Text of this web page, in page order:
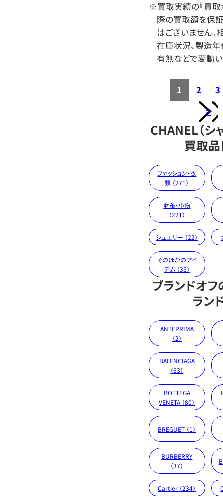
※買取実績の『買取
際の買取額を保
はございません。
在庫状況、製造年
有無などで変動い
1 2
3
>
CHANEL（シ
買取
ファッション・衣
類 （271）
財布・小物
（221）
ジュエリー （22）
そのほかのアイ
テム （35）
ブランドオ
ラン
ANTEPRIMA
（2）
BALENCIAGA
（63）
BOTTEGA
VENETA （80）
BREGUET （1）
BURBERRY
（37）
Cartier （234）